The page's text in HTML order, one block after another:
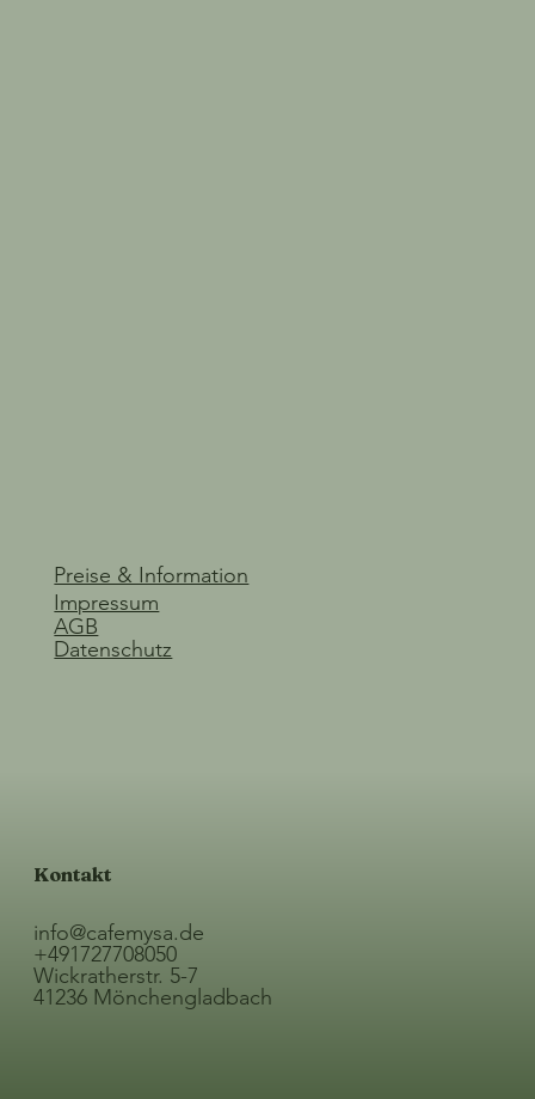
Kontakt
info@cafemysa.de
+491727708050
Wickratherstr. 5-7
41236 Mönchengladbach
Impressum
Preise & Information
AGB
Datenschutz